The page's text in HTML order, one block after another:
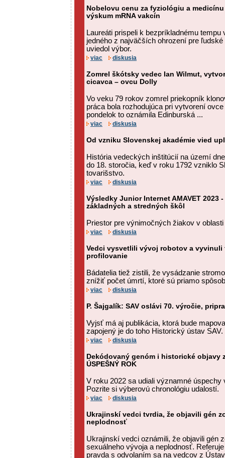
Nobelovu cenu za fyziológiu a
výskum mRNA vakcín
Laureáti prispeli k bezpríkladnému
jedného z najväčších ohrození pre
uviedol výbor.
viac diskusia
Zomrel škótsky vedec Ian Wilmut,
cicavca – ovcu Dolly
Vo veku 79 rokov zomrel priekopník
práca bola rozhodujúca pri vytvorení
pondelok to oznámila Edinburská ...
viac diskusia
Od vzniku Slovenskej akadémie vied
História vedeckých inštitúcií na území
do 18. storočia, keď v roku 1792 vzniklo
tovarišstvo.
viac diskusia
Výsledky Junior Internet AMAVET 2023
základných a stredných škôl
Priestor pre výnimočných žiakov v
viac diskusia
Vedci vysvetlili vývoj robotov a vyvinuli
profilovanie
Bádatelia tiež zistili, že vysádzanie
znížiť počet úmrtí, ktoré sú priamo
viac diskusia
P. Šajgalík: SAV oslávi 70. výročie,
Vyjsť má aj publikácia, ktorá bude
zapojený je do toho Historický ústav SAV.
viac diskusia
Dekódovaný genóm i historické objavy
ÚSPEŠNÝ ROK
V roku 2022 sa udiali významné úspechy
Pozrite si výberovú chronológiu udalostí.
viac diskusia
Ukrajinskí vedci tvrdia, že objavili gén
neplodnosť
Ukrajinskí vedci oznámili, že objavili gén
sexuálneho vývoja a neplodnosť.
pravda s odvolaním sa na vedcov z